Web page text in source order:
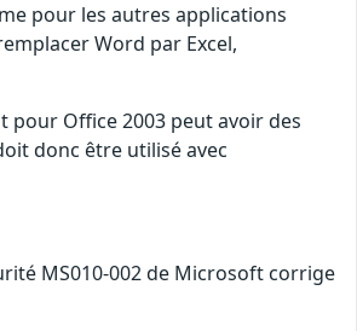
pour les autres applications
Word par Excel,
pour Office 2003 peut avoir des
donc être utilisé avec
MS010-002 de Microsoft corrige